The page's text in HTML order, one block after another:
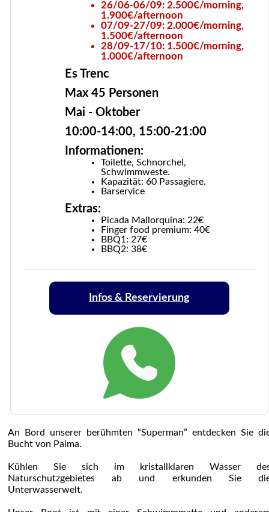
26/06-06/09: 2.500€/morning,
1.900€/afternoon
07/09-27/09: 2.000€/morning,
1.500€/afternoon
28/09-17/10: 1.500€/morning,
1.000€/afternoon
Es Trenc
Max 45 Personen
Mai - Oktober
10:00-14:00, 15:00-21:00
Informationen:
Toilette, Schnorchel,
Schwimmweste.
Kapazität: 60 Passagiere.
Barservice
Extras:
Picada Mallorquina: 22€
Finger food premium: 40€
BBQ1: 27€
BBQ2: 38€
Infos & Reservierung
An Bord unserer berühmten “Superman” entdecken Sie
Bucht von Palma.
Kühlen Sie sich im kristallklaren Wasser
Naturschutzgebietes ab und erkunden Sie
Unterwasserwelt.